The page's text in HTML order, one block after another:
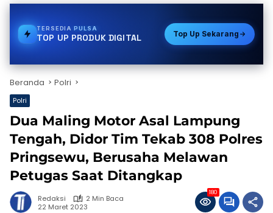
TERSEDIATOKEN PLN
TOP UP PRODUK DIGITAL Top Up Sekarang
Beranda Polri
Polri
Dua Maling Motor Asal Lampung
Tengah, Didor Tim Tekab 308 Polres
Pringsewu, Berusaha Melawan
Petugas Saat Ditangkap
Redaksi
2 Min Baca
22 Maret 2023
180